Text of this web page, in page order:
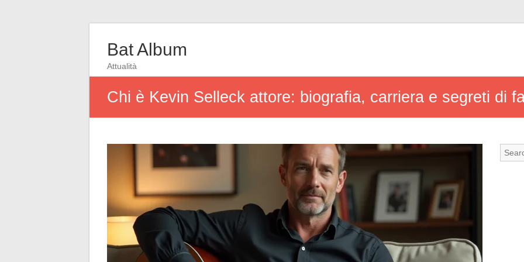
Bat Album
Attualità
Chi è Kevin Selleck attore: biografia, carriera e segreti di